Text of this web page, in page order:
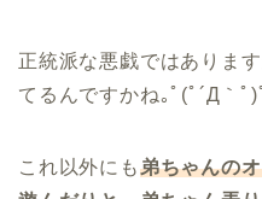
正統派な悪戯ではありま
てるんですかね｡ﾟ(ﾟ´Д｀ﾟ)
これ以外にも弟ちゃんの